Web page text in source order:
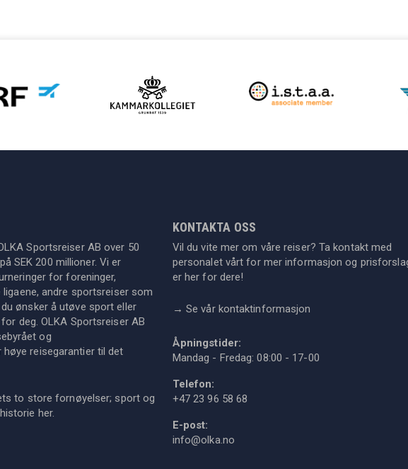
Sportsreiser AB over 50
SEK 200 millioner. Vi er
for foreninger,
andre sportsreiser som
ønsker å utøve sport eller
deg. OLKA Sportsreiser AB
og
reisegarantier til det
to store fornøyelser; sport og
her.
KONTAKTA OSS
Vil du vite mer om våre reiser? Ta kontakt med
personalet vårt for mer informasjon og
er her for dere!
→ Se vår kontaktinformasjon
Åpningstider:
Mandag - Fredag: 08:00 - 17-00
Telefon:
+47 23 96 58 68
E-post:
info@olka.no